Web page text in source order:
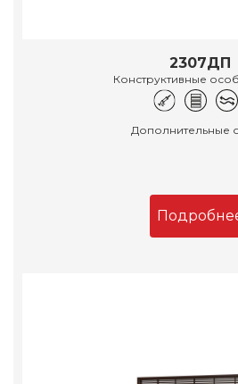
2307ДП
Конструктивные
Дополнительные